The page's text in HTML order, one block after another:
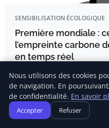
SENSIBILISATION ÉCOLOGIQUE
Première mondiale :
l’empreinte carbone
en temps réel
EN BREF Première
distribution.
Delphine Lemaire
Nous utilisons des cookies
de navigation. En
de confidentialité. En savoir
Accepter Refuser